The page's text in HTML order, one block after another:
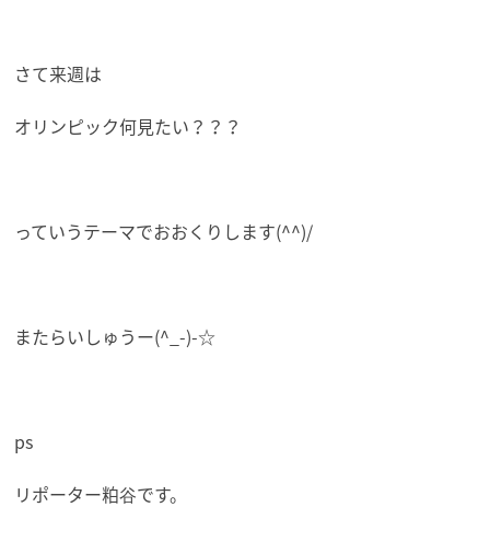
さて来週は
オリンピック何見たい？？？
っていうテーマでおおくりします(^^)/
またらいしゅうー(^_-)-☆
ps
リポーター粕谷です。